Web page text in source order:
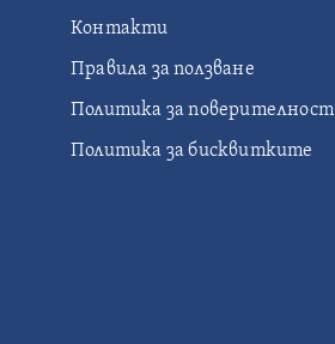
Контакти
Правила за ползване
Политика за поверителност
Политика за бисквитките